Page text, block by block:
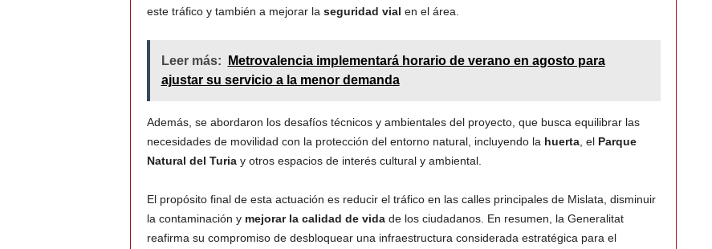
este tráfico y también a mejorar la seguridad vial en el área.
Leer más:
Metrovalencia implementará horario de verano en agosto para
ajustar su servicio a la menor demanda
Además, se abordaron los desafíos técnicos y ambientales del proyecto, que busca equilibrar las
necesidades de movilidad con la protección del entorno natural, incluyendo la huerta, el Parque
Natural del Turiay otros espacios de interés cultural y ambiental.
El propósito final de esta actuación es reducir el tráfico en las calles principales de Mislata, disminuir
la contaminación y mejorar la calidad de vidade los ciudadanos. En resumen, la Generalitat
reafirma su compromiso de desbloquear una infraestructura considerada estratégica para el